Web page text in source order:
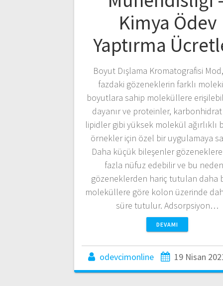
Kimya Ödev
Yaptırma
Boyut Dışlama Kromatografisi
fazdaki gözeneklerin farklı
boyutlara sahip moleküllere
dayanır ve proteinler,
lipidler gibi yüksek molekül ağırlıklı
örnekler için özel bir uygulamaya
Daha küçük bileşenler
fazla nüfuz edebilir ve bu
gözeneklerden hariç tutulan daha
moleküllere göre kolon üzerinde
süre tutulur. Adsorpsiyon…
DEVAMI
odevcimonline 19 Nisan